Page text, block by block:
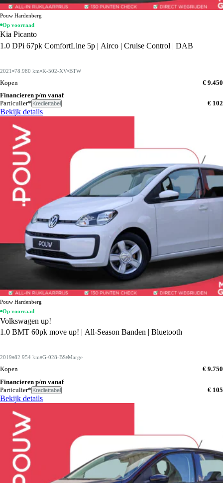
Pouw Hardenberg
Op voorraad
Kia Picanto
1.0 DPi 67pk ComfortLine 5p | Airco | Cruise Control | DAB
2021 78.980 km K-502-XV BTW
Kopen
€ 9.450
Financieren p/m vanaf
Particulier* Krediettabel € 102
Bekijk details
Pouw Hardenberg
Op voorraad
Volkswagen up!
1.0 BMT 60pk move up! | All-Season Banden | Bluetooth
2019 82.954 km G-028-BS Marge
Kopen
€ 9.750
Financieren p/m vanaf
Particulier* Krediettabel € 105
Bekijk details